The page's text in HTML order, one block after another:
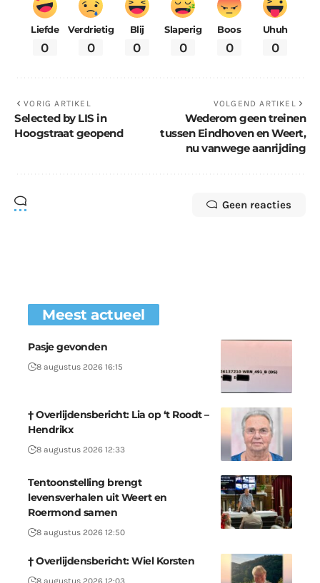
Liefde
0
Verdrietig
0
Blij
0
Slaperig
0
Boos
0
Uhuh
0
VORIG ARTIKEL
Selected by LIS in
Hoogstraat geopend
VOLGEND ARTIKEL
Wederom geen treinen
tussen Eindhoven en Weert,
nu vanwege aanrijding
Geen reacties
Meest actueel
Pasje gevonden
8 augustus 2026 16:15
† Overlijdensbericht: Lia op ‘t Roodt –
Hendrikx
8 augustus 2026 12:33
Tentoonstelling brengt
levensverhalen uit Weert en
Roermond samen
8 augustus 2026 12:50
† Overlijdensbericht: Wiel Korsten
8 augustus 2026 12:03